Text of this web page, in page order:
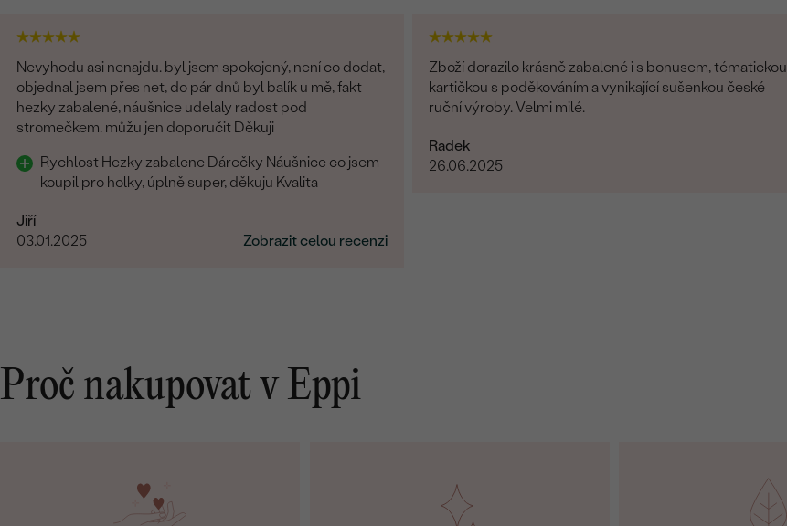
Nevyhodu asi nenajdu. byl jsem spokojený, není co dodat,
objednal jsem přes net, do pár dnů byl balík u mě, fakt
hezky zabalené, náušnice udelaly radost pod
stromečkem. můžu jen doporučit Děkuji
Rychlost Hezky zabalene Dárečky Náušnice co jsem
koupil pro holky, úplně super, děkuju Kvalita
Jiří
03.01.2025
Zobrazit celou recenzi
Zboží dorazilo krásně zabalené i s bonusem, tématickou
kartičkou s poděkováním a vynikající sušenkou české
ruční výroby. Velmi milé.
Radek
26.06.2025
Proč nakupovat v Eppi